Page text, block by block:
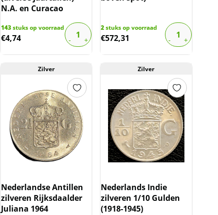
N.A. en Curacao
143stuks op voorraad
€4,74
2stuks op voorraad
€572,31
Zilver
Nederlandse Antillen
zilveren Rijksdaalder
Juliana 1964
Zilver
Nederlands Indie
zilveren 1/10 Gulden
(1918-1945)